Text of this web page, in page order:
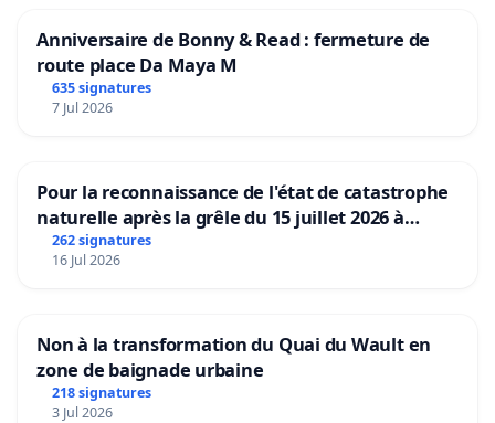
Anniversaire de Bonny & Read : fermeture de
route place Da Maya M
635 signatures
7 Jul 2026
Pour la reconnaissance de l'état de catastrophe
naturelle après la grêle du 15 juillet 2026 à
Aubenas et ses alentours
262 signatures
16 Jul 2026
Non à la transformation du Quai du Wault en
zone de baignade urbaine
218 signatures
3 Jul 2026